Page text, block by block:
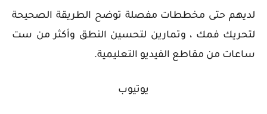
لديهم حتى مخططات مفصلة توضح الطريقة الصحيحة
لتحريك فمك ، وتمارين لتحسين النطق وأكثر من ست
ساعات من مقاطع الفيديو التعليمية.
يوتيوب